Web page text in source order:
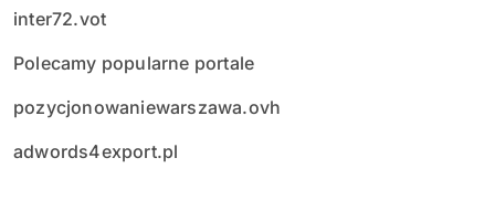
inter72.vot
Polecamy popularne portale
pozycjonowaniewarszawa.ovh
adwords4export.pl